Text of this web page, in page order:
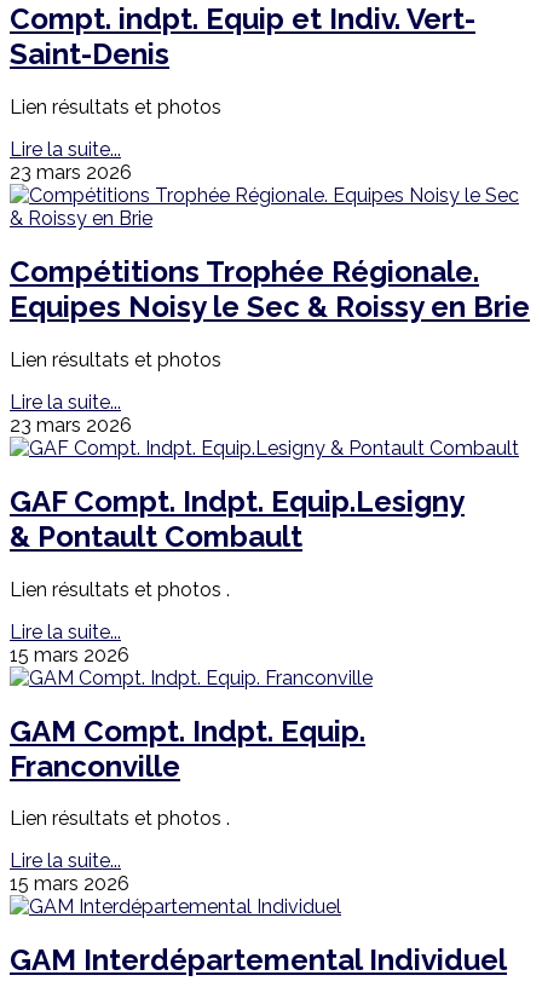
Compt. indpt. Equip et Indiv. Vert-
Saint-Denis
Lien résultats et photos
Lire la suite...
23 mars 2026
Compétitions Trophée Régionale.
Equipes Noisy le Sec & Roissy en Brie
Lien résultats et photos
Lire la suite...
23 mars 2026
GAF Compt. Indpt. Equip.Lesigny
& Pontault Combault
Lien résultats et photos .
Lire la suite...
15 mars 2026
GAM Compt. Indpt. Equip.
Franconville
Lien résultats et photos .
Lire la suite...
15 mars 2026
GAM Interdépartemental Individuel